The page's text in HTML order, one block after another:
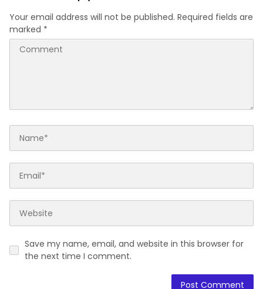
Your email address will not be published. Required fields are
marked *
Save my name, email, and website in this browser for
the next time I comment.